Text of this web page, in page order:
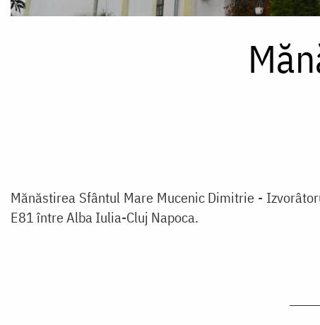
Mănăstirea Sfântul Mare Mucenic Dimitrie -
E81 între Alba Iulia-Cluj Napoca.